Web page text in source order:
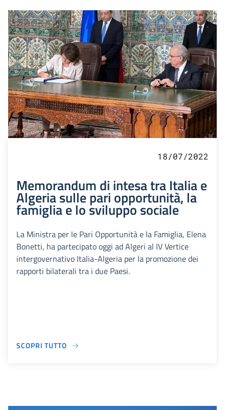
18/07/2022
Memorandum di intesa tra Italia e
Algeria sulle pari opportunità, la
famiglia e lo sviluppo sociale
La Ministra per le Pari Opportunità e la Famiglia, Elena
Bonetti, ha partecipato oggi ad Algeri al IV Vertice
intergovernativo Italia-Algeria per la promozione dei
rapporti bilaterali tra i due Paesi.
SCOPRI TUTTO